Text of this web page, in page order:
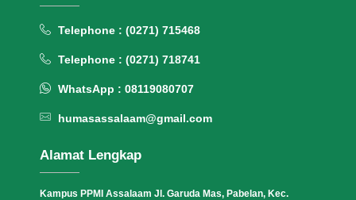
Telephone : (0271) 715468
Telephone : (0271) 718741
WhatsApp : 08119080707
humasassalaam@gmail.com
Alamat Lengkap
Kampus PPMI Assalaam Jl. Garuda Mas, Pabelan, Kec.